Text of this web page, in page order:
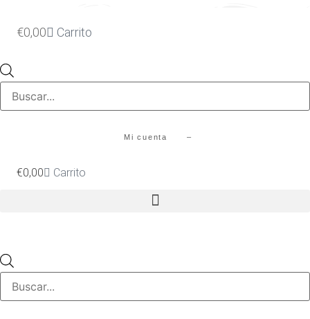
contenido
€0,00 Carrito
de
productos
Mi cuenta –
€0,00 Carrito
de
productos